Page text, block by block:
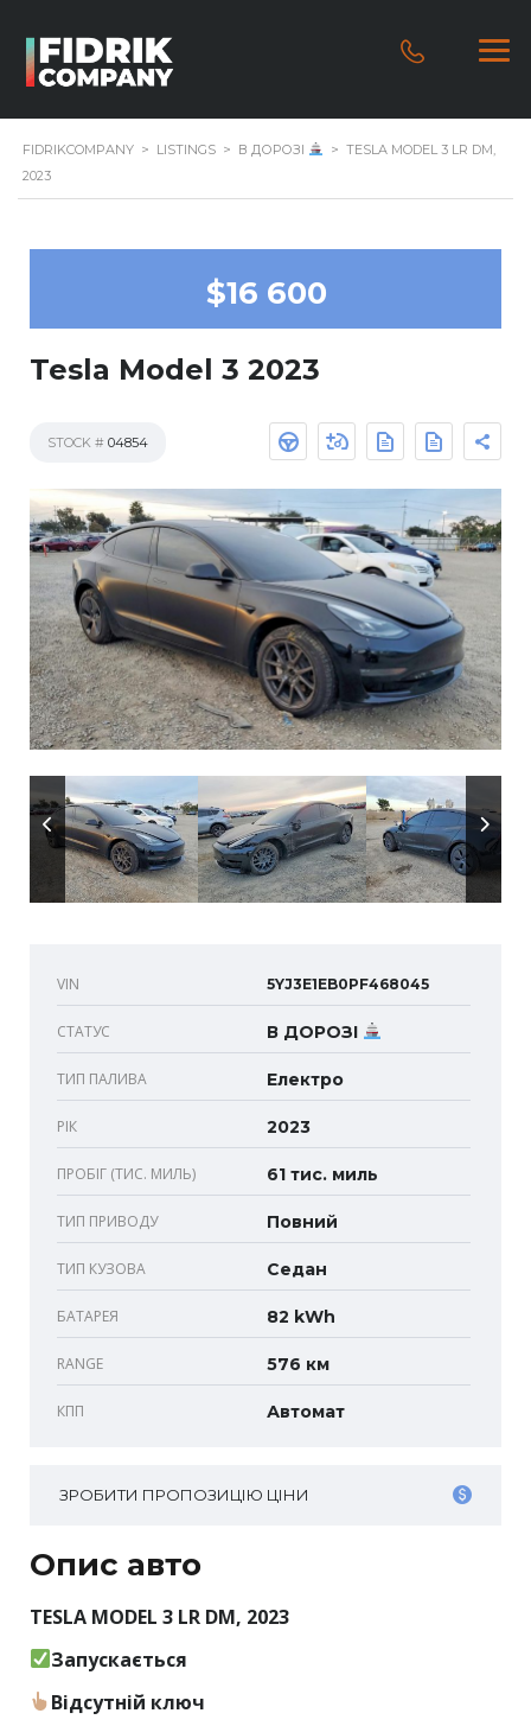
FIDRIKCOMPANY > LISTINGS > В ДОРОЗІ > TESLA MODEL 3 LR DM,
2023
$16 600
Tesla Model 3 2023
STOCK # 04854
VIN 5YJ3E1EB0PF468045
СТАТУС В ДОРОЗІ
ТИП ПАЛИВА Електро
РІК 2023
ПРОБІГ (ТИС. МИЛЬ) 61 тис. миль
ТИП ПРИВОДУ Повний
ТИП КУЗОВА Седан
БАТАРЕЯ 82 kWh
RANGE 576 км
КПП Автомат
ЗРОБИТИ ПРОПОЗИЦІЮ ЦІНИ
Опис авто
TESLA MODEL 3 LR DM, 2023
Запускається
Відсутній ключ